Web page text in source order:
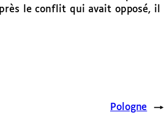
le conflit qui avait opposé, il
Pologne →